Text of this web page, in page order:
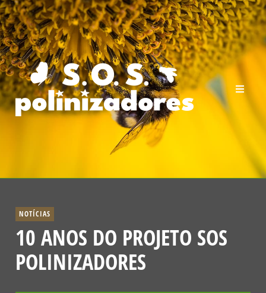
NOTÍCIAS
10 ANOS DO PROJETO SOS
POLINIZADORES